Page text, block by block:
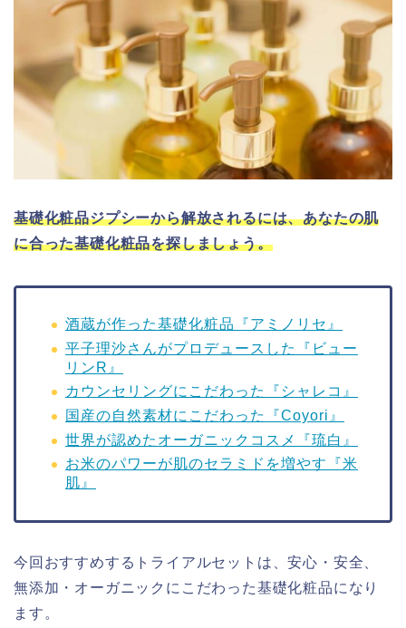
基礎化粧品ジプシーから解放されるには、あなたの肌
に合った基礎化粧品を探しましょう。
酒蔵が作った基礎化粧品『アミノリセ』
平子理沙さんがプロデュースした『ビュー
リンR』
カウンセリングにこだわった『シャレコ』
国産の自然素材にこだわった『Coyori』
世界が認めたオーガニックコスメ『琉白』
お米のパワーが肌のセラミドを増やす『米
肌』
今回おすすめするトライアルセットは、安心・安全、
無添加・オーガニックにこだわった基礎化粧品になり
ます。